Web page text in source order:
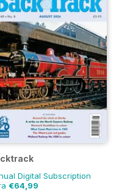
Digital Subscription
€64,99